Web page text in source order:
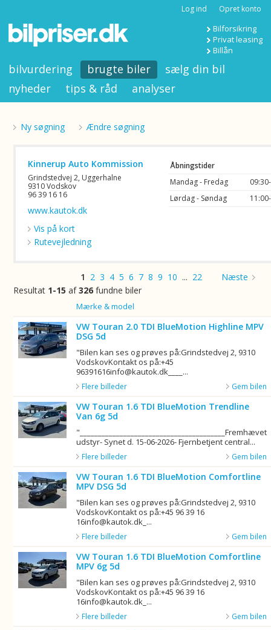
Log ind Opret konto
Bilforsikring
Privat leasing
Billån
bilvurdering brugte biler
sælg din bil
nyheder
tips & råd analyser
Ny søgning Ændre søgning
Kinnerup Auto Kommission
Grindstedvej 2, Uggerhalne
9310 Vodskov
96 39 16 16
www.kautok.dk
Vis på kort
Rutevejledning
Åbningstider
Mandag - Fredag
Lørdag - Søndag
1 2 3 4 5 6 7 8 9 10 ... 22
Næste
Resultat 1-15 af326 fundne biler
Mærke & model
VW Touran 2.0 TDI BlueMotion Highline MPV
DSG 5d
"Bilen kan ses og prøves på:Grindstedvej 2, 9310
VodskovKontakt os på:+45
96391616info@kautok.dk____...
Gem bilen
Flere billeder
VW Touran 1.6 TDI BlueMotion Trendline
Van 6g 5d
"________________________________________Fremhævet
udstyr- Synet d. 15-06-2026- Fjernbetjent central...
Gem bilen
Flere billeder
VW Touran 1.6 TDI BlueMotion Comfortline
MPV DSG 5d
"Bilen kan ses og prøves på:Grindstedvej 2, 9310
VodskovKontakt os på:+45 96 39 16
16info@kautok.dk_...
Gem bilen
Flere billeder
VW Touran 1.6 TDI BlueMotion Comfortline
MPV 6g 5d
"Bilen kan ses og prøves på:Grindstedvej 2, 9310
VodskovKontakt os på:+45 96 39 16
16info@kautok.dk_...
Gem bilen
Flere billeder